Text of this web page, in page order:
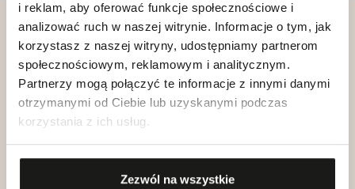
i reklam, aby oferować funkcje społecznościowe i
analizować ruch w naszej witrynie. Informacje o tym, jak
korzystasz z naszej witryny, udostępniamy partnerom
społecznościowym, reklamowym i analitycznym.
Partnerzy mogą połączyć te informacje z innymi danymi
otrzymanymi od Ciebie lub uzyskanymi podczas
korzystania z ich usług.
Zezwól na wszystkie
Klub dla
Przyjaciół
W.KRUK
Dołącz
Katalogi
Zobacz